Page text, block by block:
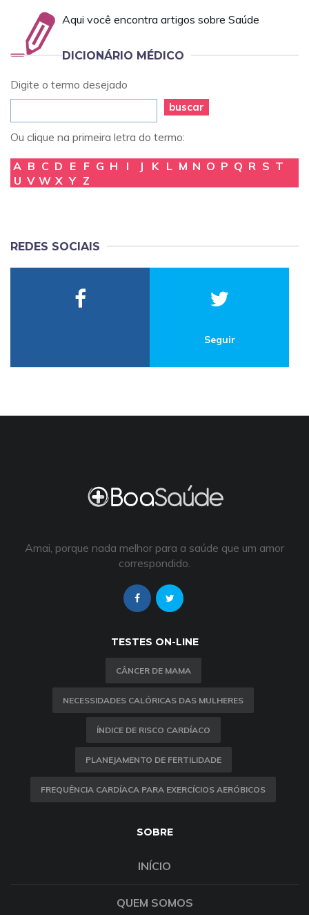
Aqui você encontra artigos sobre Saúde
DICIONÁRIO MÉDICO
Digite o termo desejado
buscar
Ou clique na primeira letra do termo:
A B C D E F G H I J K L M N O P Q R S T
U V W X Y Z
REDES SOCIAIS
Seguir
Amai, porque nada melhor para a saúde que um amor
correspondido.
TESTES ON-LINE
CÂNCER DE MAMA
NECESSIDADES CALÓRICAS DAS MULHERES
ÍNDICE DE RISCO CARDÍACO
PLANEJAMENTO DE FERTILIDADE
FREQUÊNCIA CARDÍACA PARA EXERCÍCIOS AERÓBICOS
SOBRE
INÍCIO
QUEM SOMOS